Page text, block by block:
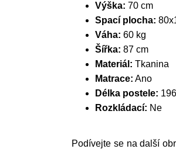
Výška: 70 cm
Spací plocha:
Váha: 60 kg
Šířka: 87 cm
Materiál: Tkanina
Matrace: Ano
Délka postele:
Rozkládací: Ne
Podívejte se na další